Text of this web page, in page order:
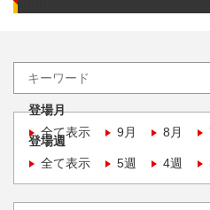
登場月
全て表示
9月 8月
登場週
全て表示
5週 4週